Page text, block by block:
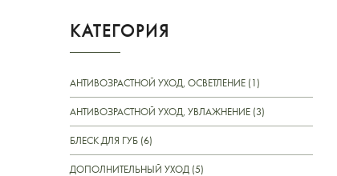
КАТЕГОРИЯ
АНТИВОЗРАСТНОЙ УХОД, ОСВЕТЛЕНИЕ (1)
АНТИВОЗРАСТНОЙ УХОД, УВЛАЖНЕНИЕ (3)
БЛЕСК ДЛЯ ГУБ (6)
ДОПОЛНИТЕЛЬНЫЙ УХОД (5)